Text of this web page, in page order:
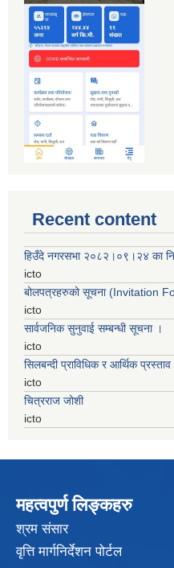
Recent content
हिउँदे नगरसभा २०८२।०९।२४ का
icto
बोलपत्रहरुको सूचना (Invitation
icto
सार्वजनिक सुनुवाई सम्बन्धी सूचना ।
icto
सिलबन्दी प्राविधिक र आर्थिक
icto
चित्रराज जोशी
icto
महत्वपुर्ण लिङ्कहरु
श्रम संसार
वृत्ति मार्गनिर्देशन पोर्टल